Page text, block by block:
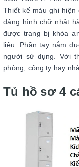
Thiết kế màu ghi hiện
dáng hình chữ nhật
được trang bị khóa
liệu. Phần tay nắm
người sử dụng. Với
phòng, công ty hay
Tủ hồ sơ 4